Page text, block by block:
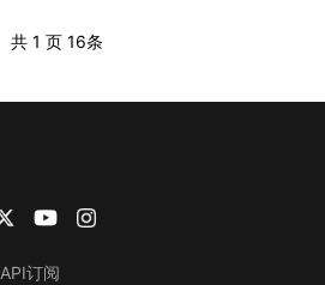
共 1 页 16条
API订阅